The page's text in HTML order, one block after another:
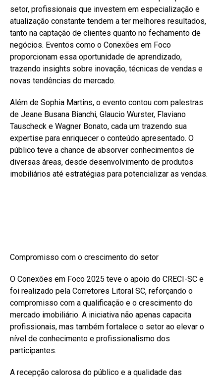
setor, profissionais que investem em especialização e
atualização constante tendem a ter melhores resultados,
tanto na captação de clientes quanto no fechamento de
negócios. Eventos como o Conexões em Foco
proporcionam essa oportunidade de aprendizado,
trazendo insights sobre inovação, técnicas de vendas e
novas tendências do mercado.
Além de Sophia Martins, o evento contou com palestras
de Jeane Busana Bianchi, Glaucio Wurster, Flaviano
Tauscheck e Wagner Bonato, cada um trazendo sua
expertise para enriquecer o conteúdo apresentado. O
público teve a chance de absorver conhecimentos de
diversas áreas, desde desenvolvimento de produtos
imobiliários até estratégias para potencializar as vendas.
Compromisso com o crescimento do setor
O Conexões em Foco 2025 teve o apoio do CRECI-SC e
foi realizado pela Corretores Litoral SC, reforçando o
compromisso com a qualificação e o crescimento do
mercado imobiliário. A iniciativa não apenas capacita
profissionais, mas também fortalece o setor ao elevar o
nível de conhecimento e profissionalismo dos
participantes.
A recepção calorosa do público e a qualidade das